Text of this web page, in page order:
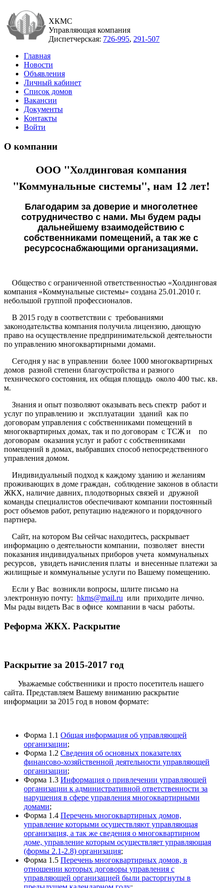
ХКМС
Управляющая компания
Диспетчерская: 726-995, 291-507
Главная
Новости
Объявления
Личный кабинет
Список домов
Вакансии
Документы
Контакты
Войти
О компании
ООО "Холдинговая компания
"Коммунальные системы", нам 12 лет!
Благодарим за доверие и многолетнее
сотрудничество с нами. Мы будем рады
дальнейшему взаимодействию с
собственниками помещений, а так же с
ресурсоснабжающими организациями.
Общество с ограниченной ответственностью «Холдинговая
компания «Коммунальные системы» создана 25.01.2010 г.
небольшой группой профессионалов.
В 2015 году в соответствии с требованиями
законодательства компания получила лицензию, дающую
право на осуществление предпринимательской деятельности
по управлению многоквартирными домами.
Сегодня у нас в управлении более 1000 многоквартирных
домов разной степени благоустройства и разного
технического состояния, их общая площадь около 400 тыс. кв.
м.
Знания и опыт позволяют оказывать весь спектр работ и
услуг по управлению и эксплуатации зданий как по
договорам управления с собственниками помещений в
многоквартирных домах, так и по договорам с ТСЖ и по
договорам оказания услуг и работ с собственниками
помещений в домах, выбравших способ непосредственного
управления домом.
Индивидуальный подход к каждому зданию и желаниям
проживающих в доме граждан, соблюдение законов в области
ЖКХ, наличие давних, плодотворных связей и дружной
команды специалистов обеспечивают компании постоянный
рост объемов работ, репутацию надежного и порядочного
партнера.
Сайт, на котором Вы сейчас находитесь, раскрывает
информацию о деятельности компании, позволяет внести
показания индивидуальных приборов учета коммунальных
ресурсов, увидеть начисления платы и внесенные платежи за
жилищные и коммунальные услуги по Вашему помещению.
Если у Вас возникли вопросы, шлите письмо на
электронную почту: hkms@mail.ru или приходите лично.
Мы рады видеть Вас в офисе компании в часы работы.
Реформа ЖКХ. Раскрытие
Раскрытие за 2015-2017 год
Уважаемые собственники и просто посетитель нашего
сайта. Представляем Вашему вниманию раскрытие
информации за 2015 год в новом формате:
Форма 1.1 Общая информация об управляющей
организации;
Форма 1.2 Сведения об основных показателях
финансово-хозяйственной деятельности управляющей
организации;
Форма 1.3 Информация о привлечении управляющей
организации к административной ответственности за
нарушения в сфере управления многоквартирными
домами;
Форма 1.4 Перечень многоквартирных домов,
управление которыми осуществляют управляющая
организация, а так же сведения о многоквартирном
доме, управление которым осуществляет управляющая
(формы 2.1-2.8) организация;
Форма 1.5 Перечень многоквартирных домов, в
отношении которых договоры управления с
управляющей организацией были расторгнуты в